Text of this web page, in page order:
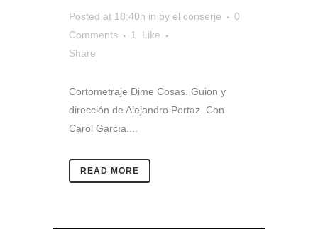
Posted at 18:40h in by el conserje
0
Comments
1
Like
Share
Cortometraje Dime Cosas. Guion y
dirección de Alejandro Portaz. Con
Carol García....
READ MORE